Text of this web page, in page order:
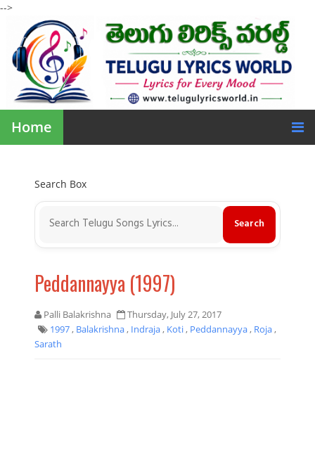
-->
Home
Search Box
Peddannayya (1997)
Palli Balakrishna
Thursday, July 27, 2017
1997, Balakrishna, Indraja, Koti, Peddannayya, Roja,
Sarath